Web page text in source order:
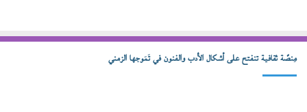
مِنصّة ثقافية تنفتح على أشكال الأدب والفنون في تَمَوجها الزمني